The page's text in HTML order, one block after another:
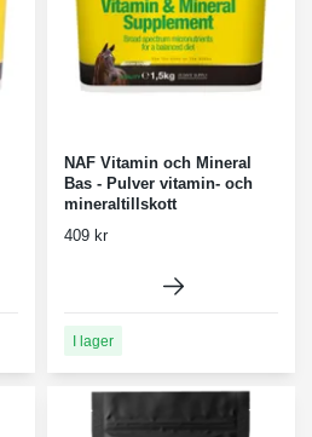
NAF Vitamin och Mineral
Bas - Pulver vitamin- och
mineraltillskott
409 kr
I lager